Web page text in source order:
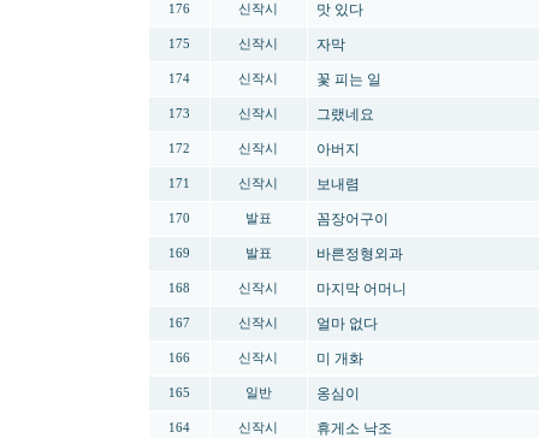
176 신작시 맛 있다
175 신작시 자막
174 신작시 꽃 피는 일
173 신작시 그랬네요
172 신작시 아버지
171 신작시 보내렴
170 발표 꼼장어구이
169 발표 바른정형외과
168 신작시 마지막 어머니
167 신작시 얼마 없다
166 신작시 미 개화
165 일반 옹심이
164 신작시 휴게소 낙조